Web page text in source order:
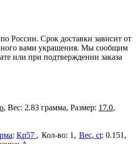
России. Срок доставки зависит от
вами украшения. Мы сообщим
или при подтверждении заказа
, Вес: 2.83 грамма, Размер: 17.0,
: Кр57 1 Вес, ct: 0.151